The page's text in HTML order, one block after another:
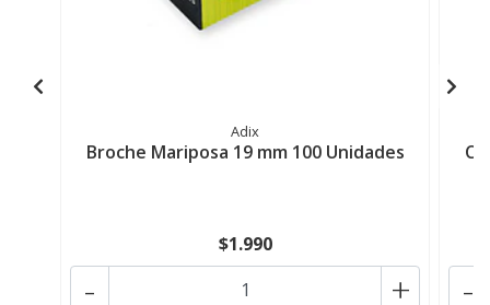
Adix
Broche Mariposa 19 mm 100 Unidades
$1.990
+
- -